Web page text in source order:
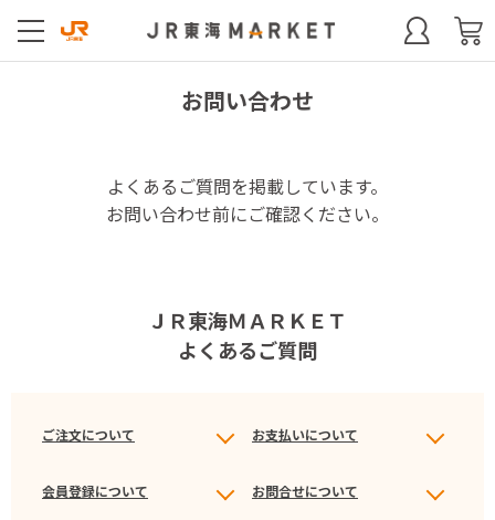
お問い合わせ
よくあるご質問を掲載しています。
お問い合わせ前にご確認ください。
ＪＲ東海ＭＡＲＫＥＴ
よくあるご質問
ご注文について お支払いについて
会員登録について お問合せについて